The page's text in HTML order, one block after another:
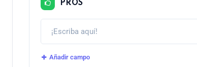
PROS
Añadir campo